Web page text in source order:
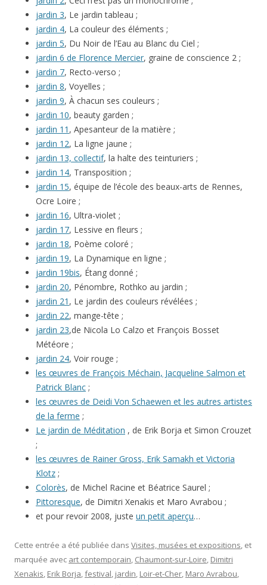
jardin 3, Le jardin tableau ;
jardin 4, La couleur des éléments ;
jardin 5, Du Noir de l’Eau au Blanc du Ciel ;
jardin 6 de Florence Mercier, graine de conscience 2 ;
jardin 7, Recto-verso ;
jardin 8, Voyelles ;
jardin 9, À chacun ses couleurs ;
jardin 10, beauty garden ;
jardin 11 , Apesanteur de la matière ;
jardin 12, La ligne jaune ;
jardin 13, collectif, la halte des teinturiers ;
jardin 14, Transposition ;
jardin 15, équipe de l’école des beaux-arts de Rennes,
Ocre Loire ;
jardin 16, Ultra-violet ;
jardin 17, Lessive en fleurs ;
jardin 18, Poème coloré ;
jardin 19, La Dynamique en ligne ;
jardin 19bis, Étang donné ;
jardin 20, Pénombre, Rothko au jardin ;
jardin 21 , Le jardin des couleurs révélées ;
jardin 22, mange-tête ;
jardin 23,de Nicola Lo Calzo et François Bosset
Météore ;
jardin 24, Voir rouge ;
les œuvres de François Méchain, Jacqueline Salmon et
Patrick Blanc ;
les œuvres de Deidi Von Schaewen et les autres artistes
de la ferme ;
Le jardin de Méditation , de Erik Borja et Simon Crouzet
;
les œuvres de Rainer Gross, Erik Samakh et Victoria
Klotz ;
Colorès, de Michel Racine et Béatrice Saurel ;
Pittoresque, de Dimitri Xenakis et Maro Avrabou ;
et pour revoir 2008, juste un petit aperçu…
Cette entrée a été publiée dans Visites, musées et expositions, et
marquée avec art contemporain, Chaumont-sur-Loire, Dimitri
Xenakis, Erik Borja,festival, jardin, Loir-et-Cher, Maro Avrabou,